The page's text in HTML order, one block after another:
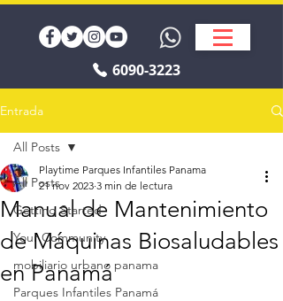
6090-3223
Entrada
All Posts
Getting Started
Your Community
mobiliario urbano panama
Parques Infantiles Panamá
All Posts
Manual de Mantenimiento
de Máquinas Biosaludables
en Panamá
Playtime Parques Infantiles Panama
21 nov 2023 3 min de lectura